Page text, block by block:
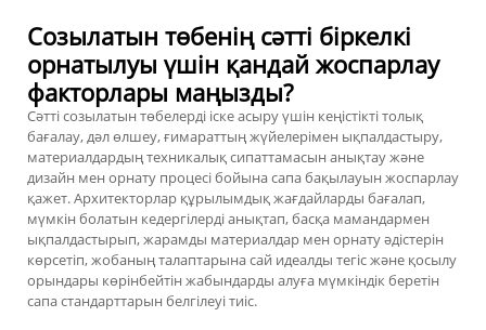
Созылатын төбенің сәтті біркелкі
орнатылуы үшін қандай жоспарлау
факторлары маңызды?
Сәтті созылатын төбелерді іске асыру үшін кеңістікті толық
бағалау, дәл өлшеу, ғимараттың жүйелерімен ықпалдастыру,
материалдардың техникалық сипаттамасын анықтау және
дизайн мен орнату процесі бойына сапа бақылауын жоспарлау
қажет. Архитекторлар құрылымдық жағдайларды бағалап,
мүмкін болатын кедергілерді анықтап, басқа мамандармен
ықпалдастырып, жарамды материалдар мен орнату әдістерін
көрсетіп, жобаның талаптарына сай идеалды тегіс және қосылу
орындары көрінбейтін жабындарды алуға мүмкіндік беретін
сапа стандарттарын белгілеуі тиіс.